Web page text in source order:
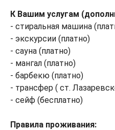
К Вашим услугам
- стиральная машина
- экскурсии (платно)
- сауна (платно)
- мангал (платно)
- барбекю (платно)
- трансфер ( ст.
- сейф (бесплатно)
Правила проживания: